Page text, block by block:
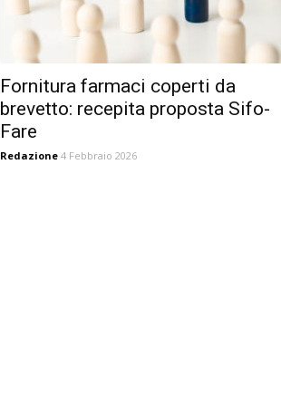
Fornitura farmaci coperti da
brevetto: recepita proposta Sifo-
Fare
Redazione 4 Febbraio 2026